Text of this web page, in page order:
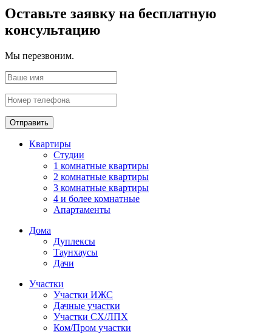
Оставьте заявку на бесплатную
консультацию
Мы перезвоним.
Отправить
Квартиры
Студии
1 комнатные квартиры
2 комнатные квартиры
3 комнатные квартиры
4 и более комнатные
Апартаменты
Дома
Дуплексы
Таунхаусы
Дачи
Участки
Участки ИЖС
Дачные участки
Участки СХ/ЛПХ
Ком/Пром участки